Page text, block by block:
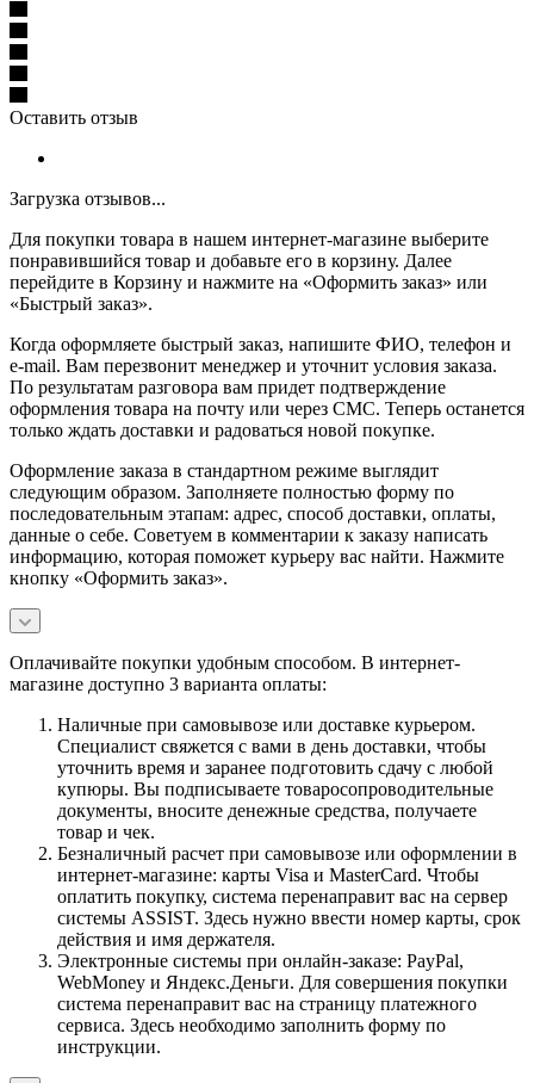
Оставить отзыв
Загрузка отзывов...
Для покупки товара в нашем интернет-магазине выберите
понравившийся товар и добавьте его в корзину. Далее
перейдите в Корзину и нажмите на «Оформить заказ» или
«Быстрый заказ».
Когда оформляете быстрый заказ, напишите ФИО, телефон и
e-mail. Вам перезвонит менеджер и уточнит условия заказа.
По результатам разговора вам придет подтверждение
оформления товара на почту или через СМС. Теперь останется
только ждать доставки и радоваться новой покупке.
Оформление заказа в стандартном режиме выглядит
следующим образом. Заполняете полностью форму по
последовательным этапам: адрес, способ доставки, оплаты,
данные о себе. Советуем в комментарии к заказу написать
информацию, которая поможет курьеру вас найти. Нажмите
кнопку «Оформить заказ».
Оплачивайте покупки удобным способом. В интернет-
магазине доступно 3 варианта оплаты:
Наличные при самовывозе или доставке курьером.
Специалист свяжется с вами в день доставки, чтобы
уточнить время и заранее подготовить сдачу с любой
купюры. Вы подписываете товаросопроводительные
документы, вносите денежные средства, получаете
товар и чек.
Безналичный расчет при самовывозе или оформлении в
интернет-магазине: карты Visa и MasterCard. Чтобы
оплатить покупку, система перенаправит вас на сервер
системы ASSIST. Здесь нужно ввести номер карты, срок
действия и имя держателя.
Электронные системы при онлайн-заказе: PayPal,
WebMoney и Яндекс.Деньги. Для совершения покупки
система перенаправит вас на страницу платежного
сервиса. Здесь необходимо заполнить форму по
инструкции.